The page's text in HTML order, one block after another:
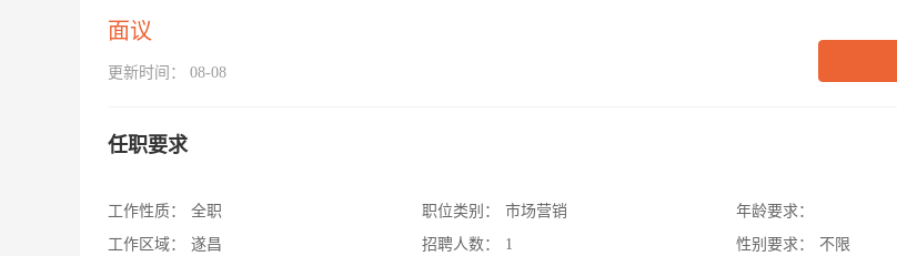
面议
更新时间： 08-08
任职要求
工作性质：
全职
工作区域：
遂昌
职位类别：
市场营销
招聘人数：
1
年龄要求：
性别要求：
不限